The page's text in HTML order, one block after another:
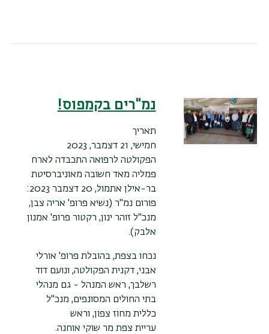
נמ"רים בקמפוס!
תאריך
חמישי, 21 דצמבר, 2023
הפקולטה לרפואה התכבדה לארח
פמליה מאד חשובה מאוניברסיטת
בר-אילן אתמול, 20 דצמבר 2023:
פורום נמ"ר (נשיא פרופ' אריה צבן,
מנכ"ל זוהר ינון, רקטור פרופ' אמנון
אלבק).
נכחו בצפת, בהובלת פרופ' אורלי
אבני, דקנית הפקולטה, ונועם דוד
רשלבך, ראש המנהל - גם מנהלי
בתי החולים המסונפים, מנכ"ל
כללית מחוז צפון, וראש
עריית צפת מר שוקי אוחנה.